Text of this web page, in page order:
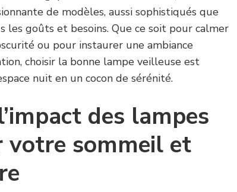
de modèles, aussi sophistiqués que
les goûts et besoins. Que ce soit pour calmer
ou pour instaurer une ambiance
choisir la bonne lampe veilleuse est
nuit en un cocon de sérénité.
des lampes
votre sommeil et